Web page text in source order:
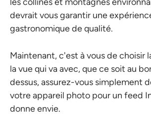
devrait vous garantir une
gastronomique de qualité.
Maintenant, c'est à vous de choisir
la vue qui va avec, que ce soit au
dessus, assurez-vous simplement
votre appareil photo pour un feed
donne envie.